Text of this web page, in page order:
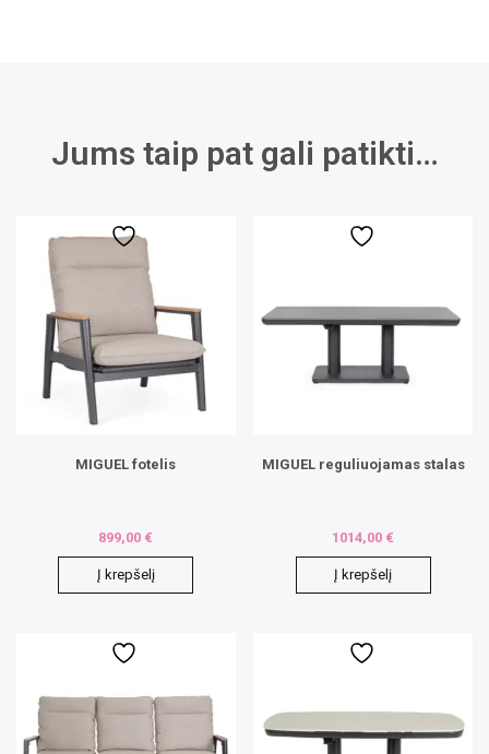
Jums taip pat gali patikti…
MIGUEL fotelis
899,00 €
Į krepšelį
MIGUEL reguliuojamas stalas
1014,00 €
Į krepšelį